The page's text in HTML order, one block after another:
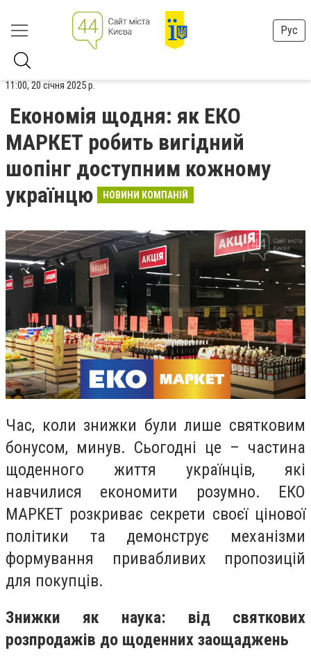
Рус
11:00, 20 січня 2025 р.
Економія щодня: як ЕКО
МАРКЕТ робить вигідний
шопінг доступним кожному
українцю
НОВИНИ КОМПАНІЙ
Час, коли знижки були лише святковим
бонусом, минув. Сьогодні це – частина
щоденного життя українців, які
навчилися економити розумно. ЕКО
МАРКЕТ розкриває секрети своєї цінової
політики та демонструє механізми
формування привабливих пропозицій
для покупців.
Знижки як наука: від святкових
розпродажів до щоденних заощаджень